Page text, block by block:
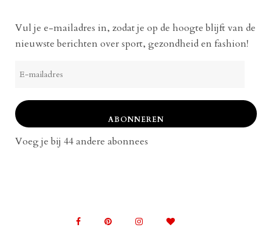
Vul je e-mailadres in, zodat je op de hoogte blijft van de
nieuwste berichten over sport, gezondheid en fashion!
mailadres
ABONNEREN
Voeg je bij 44 andere abonnees